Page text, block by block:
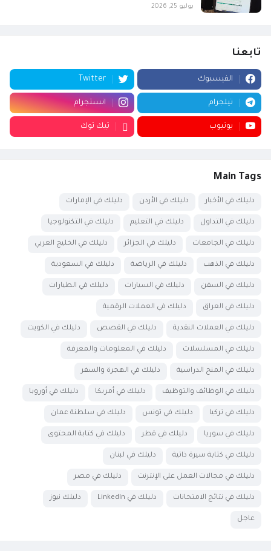
يوليو 25, 2026
تابعنا
الفيسبوك Twitter
تيلجرام انستجرام
يوتيوب تيك توك
Main Tags
دليلك في الأخبار دليلك في الأردن دليلك في الإمارات
دليلك في التداول دليلك في التعليم دليلك في التكنولوجيا
دليلك في الجامعات دليلك في الجزائر دليلك في الخليج العربي
دليلك في الذهب دليلك في الرياضة دليلك في السعودية
دليلك في السفن دليلك في السيارات دليلك في الطيارات
دليلك في العراق دليلك في العملات الرقمية
دليلك في العملات النقدية دليلك في القصص دليلك في الكويت
دليلك في المسلسلات دليلك في المعلومات والمعرفة
دليلك في المنح الدراسية دليلك في الهجرة والسفر
دليلك في الوظائف والتوظيف دليلك في أمريكا دليلك في أوروبا
دليلك في تركيا دليلك في تونس دليلك في سلطنة عمان
دليلك في سوريا دليلك في قطر دليلك في كتابة المحتوى
دليلك في كتابة سيرة ذاتية دليلك في لبنان
دليلك في مجالات العمل على الإنترنت دليلك في مصر
دليلك في نتائج الامتحانات دليلك في LinkedIn دليلك نيوز
عاجل